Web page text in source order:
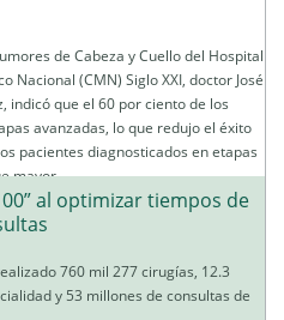
de Cabeza y Cuello del Hospital
Nacional (CMN) Siglo XXI, doctor José
indicó que el 60 por ciento de los
avanzadas, lo que redujo el éxito
pacientes diagnosticados en etapas
mayor.
al optimizar tiempos de
760 mil 277 cirugías, 12.3
y 53 millones de consultas de